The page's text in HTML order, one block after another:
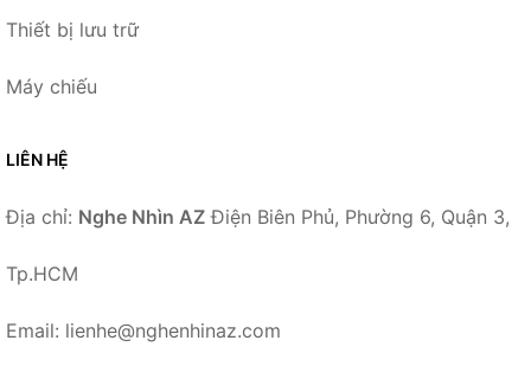
Thiết bị lưu trữ
Máy chiếu
LIÊN HỆ
Địa chỉ: Nghe Nhìn AZ Điện Biên Phủ, Phường 6, Quận 3,
Tp.HCM
Email: lienhe@nghenhinaz.com